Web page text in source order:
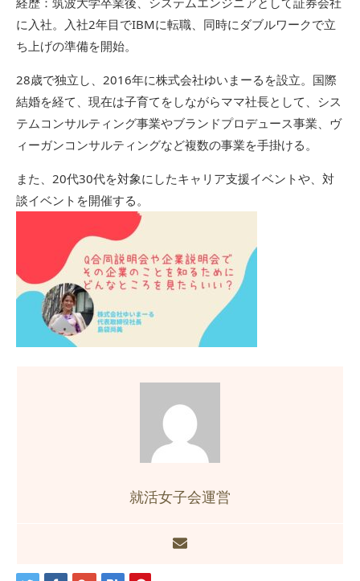
に入社。入社2年目でIBMに転職、同時にダブルワークで立
ち上げの準備を開始。
28歳で独立し、2016年に株式会社ゆいまーるを設立。国際
結婚を経て、現在は子育てをしながらママ社長として、シス
テムコンサルティング事業やブランドプロデュース事業、ヴ
ィーガンコンサルティングなど複数の事業を手掛ける。
また、20代30代を対象にしたキャリア支援イベントや、対
談イベントを開催する。
就活女子会運営